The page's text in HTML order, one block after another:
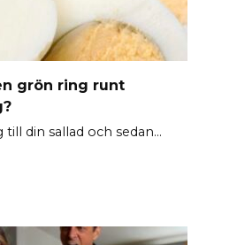
grön ring runt
till din sallad och sedan…